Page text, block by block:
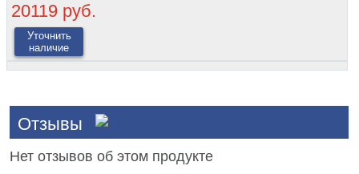
20119 руб.
Уточнить
наличие
Отзывы
Нет отзывов об этом продукте